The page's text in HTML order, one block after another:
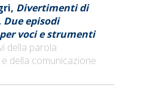
Divertimenti di
Due episodi
voci e strumenti
della parola
della comunicazione